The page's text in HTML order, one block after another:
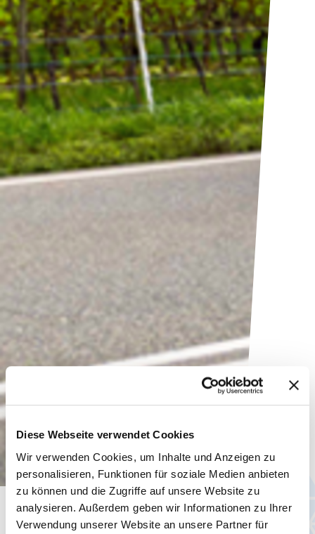
Diese Webseite verwendet Cookies
Wir verwenden Cookies, um Inhalte und Anzeigen zu
personalisieren, Funktionen für soziale Medien anbieten
zu können und die Zugriffe auf unsere Website zu
analysieren. Außerdem geben wir Informationen zu Ihrer
Verwendung unserer Website an unsere Partner für
Aktuelles